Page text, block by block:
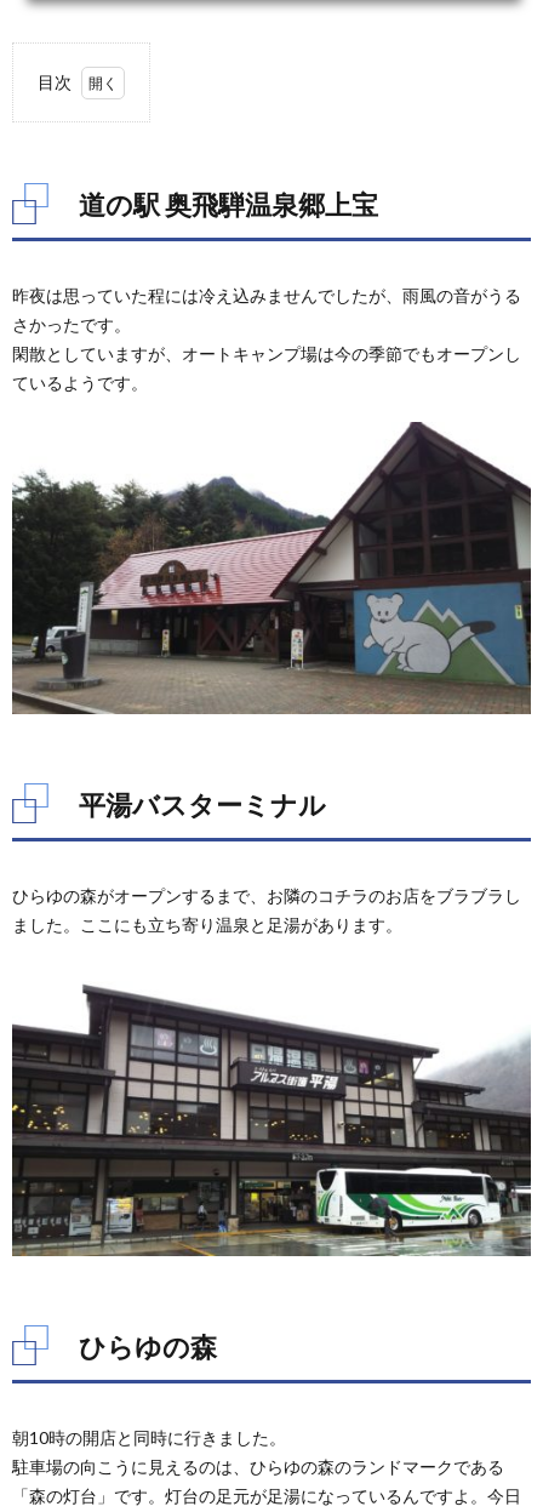
り大人二人＋小さな子供一人程度...
目次
1.
郷上
2.
平湯
ター
ミナ
ひら
ゆの
道の駅 奥飛騨温泉郷上宝
昨夜は思っていた程には冷え込みませんでしたが、雨風の音がうる
さかったです。
閑散としていますが、オートキャンプ場は今の季節でもオープンし
ているようです。
平湯バスターミナル
ひらゆの森がオープンするまで、お隣のコチラのお店をブラブラし
ました。ここにも立ち寄り温泉と足湯があります。
ひらゆの森
朝10時の開店と同時に行きました。
駐車場の向こうに見えるのは、ひらゆの森のランドマークである
「森の灯台」です。灯台の足元が足湯になっているんですよ。今日